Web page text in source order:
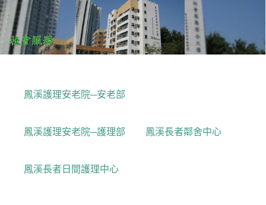
鳳溪護理安老院─安老部
鳳溪護理安老院─護理部 鳳溪長者鄰舍中心
鳳溪長者日間護理中心